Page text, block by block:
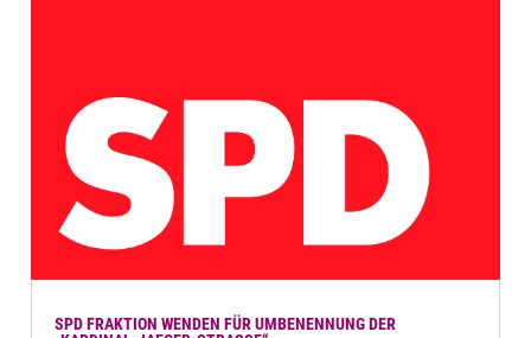
SPD FRAKTION WENDEN FÜR UMBENENNUNG DER